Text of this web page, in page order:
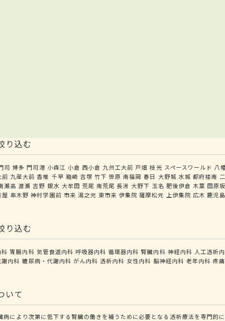
り込む
司 博多 門司港 小森江 小倉 西小倉 九州工大前 戸畑 枝光 スペースワールド 八
前 九産大前 香椎 千早 箱崎 吉塚 竹下 笹原 南福岡 春日 大野城 水城 都府楼南
瀬高 渡瀬 吉野 銀水 大牟田 荒尾 南荒尾 長洲 大野下 玉名 肥後伊倉 木葉 田原坂
屋 串木野 神村学園前 市来 湯之元 東市来 伊集院 薩摩松元 上伊集院 広木 鹿児
り込む
胃腸内科 気管食道内科 呼吸器内科 循環器内科 腎臓内科 神経内科 人工透析
謝内科 糖尿病・代謝内科 がん内科 透析内科 女性内科 脳神経内科 老年内科 疼
いて
病により次第に低下する腎臓の働きを補うために必要となる透析療法を専門的に